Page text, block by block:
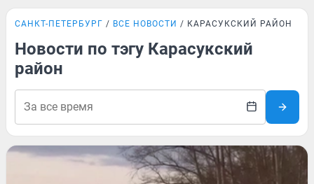
САНКТ-ПЕТЕРБУРГ ВСЕ НОВОСТИ КАРАСУКСКИЙ РАЙОН
Новости по тэгу Карасукский
район